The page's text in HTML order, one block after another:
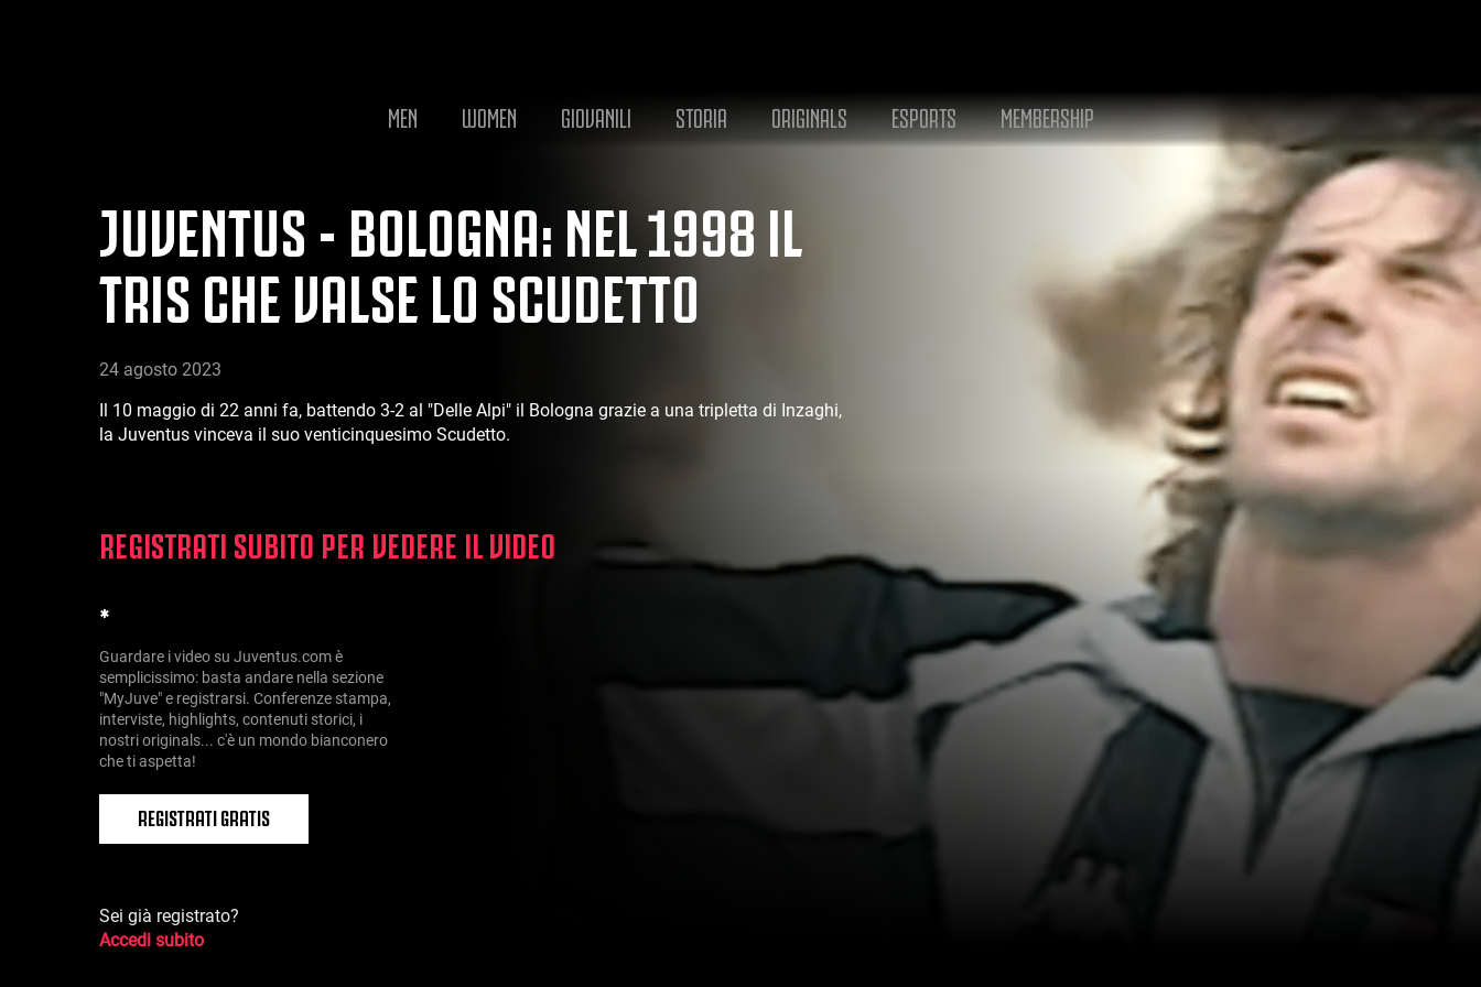
MEN WOMEN GIOVANILI STORIA ORIGINALS ESPORTS MEMBERSHIP
JUVENTUS - BOLOGNA: NEL 1998 IL
TRIS CHE VALSE LO SCUDETTO
24 agosto 2023
Il 10 maggio di 22 anni fa, battendo 3-2 al "Delle Alpi" il Bologna grazie a una tripletta di Inzaghi,
la Juventus vinceva il suo venticinquesimo Scudetto.
REGISTRATI SUBITO PER VEDERE IL VIDEO
*
Guardare i video su Juventus.com è
semplicissimo: basta andare nella sezione
"MyJuve" e registrarsi. Conferenze stampa,
interviste, highlights, contenuti storici, i
nostri originals... c'è un mondo bianconero
che ti aspetta!
REGISTRATI GRATIS
Sei già registrato?
Accedi subito